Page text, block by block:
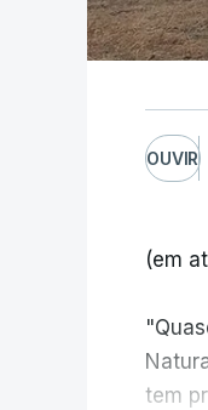
OUVIR
(em
tem